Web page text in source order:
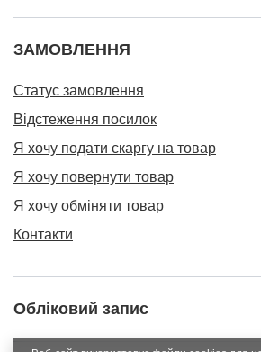
ЗАМОВЛЕННЯ
Статус замовлення
Відстеження посилок
Я хочу подати скаргу на товар
Я хочу повернути товар
Я хочу обміняти товар
Контакти
Обліковий запис